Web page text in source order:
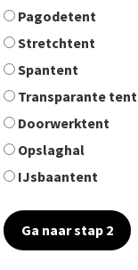
Pagodetent
Stretchtent
Spantent
Transparante tent
Doorwerktent
Opslaghal
IJsbaantent
Ga naar stap 2